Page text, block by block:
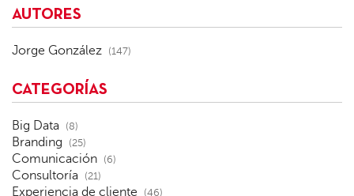
AUTORES
Jorge González (147)
CATEGORÍAS
Big Data (8)
Branding (25)
Comunicación (6)
Consultoría (21)
Experiencia de cliente (46)